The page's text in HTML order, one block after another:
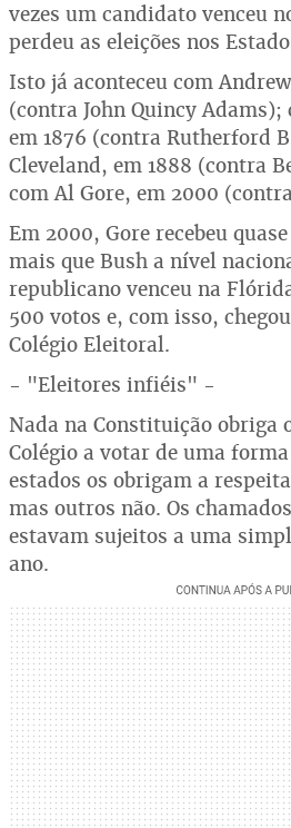
vezes um candidato venceu
perdeu as eleições nos
Isto já aconteceu com
(contra John Quincy
em 1876 (contra Rutherford
Cleveland, em 1888 (contra
com Al Gore, em 2000
Em 2000, Gore recebeu
mais que Bush a nível
republicano venceu na
500 votos e, com isso,
Colégio Eleitoral.
- "Eleitores infiéis" -
Nada na Constituição obriga
Colégio a votar de uma
estados os obrigam a
mas outros não. Os
estavam sujeitos a uma
ano.